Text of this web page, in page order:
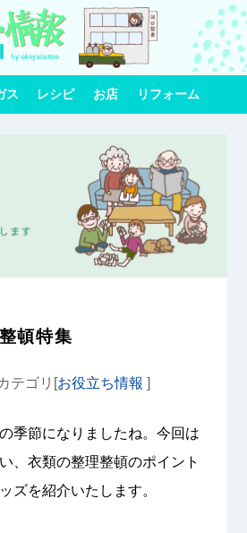
ス レシピ お店 リフォーム
頓特集
テゴリ[お役立ち情報 ]
季節になりましたね。今回は
、衣類の整理整頓のポイント
ズを紹介いたします。